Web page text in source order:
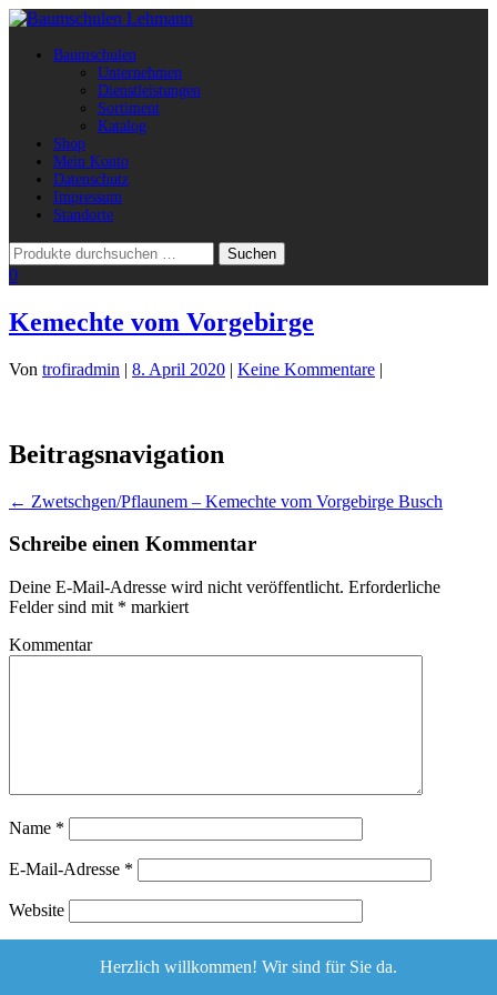
umschaltenBaumschulen
Unternehmen
Dienstleistungen
Sortiment
Katalog
Shop
Mein Konto
Datenschutz
Impressum
Standorte
0
Kemechte vom Vorgebirge
Von trofiradmin | 8. April 2020 | Keine Kommentare |
Beitragsnavigation
← Zwetschgen/Pflaunem – Kemechte vom Vorgebirge Busch
Schreibe einen Kommentar
Deine E-Mail-Adresse wird nicht veröffentlicht. Erforderliche
Felder sind mit * markiert
Kommentar
Name *
E-Mail-Adresse *
Website
Herzlich willkommen! Wir sind für Sie da.